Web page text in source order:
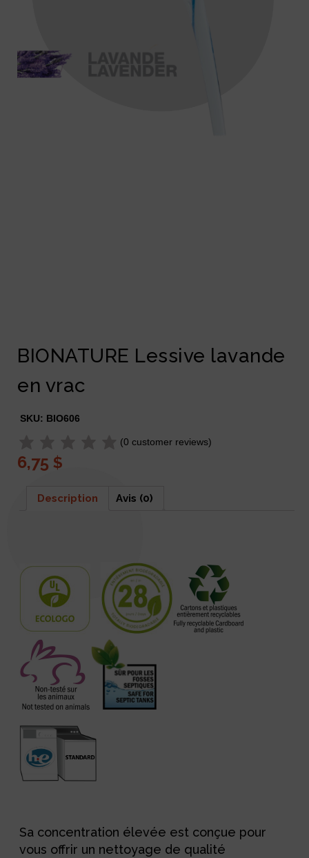
BIONATURE Lessive lavande
en vrac
SKU: BIO606
(0 customer reviews)
6,75 $
Description Avis (0)
Sa concentration élevée est conçue pour
vous offrir un nettoyage de qualité